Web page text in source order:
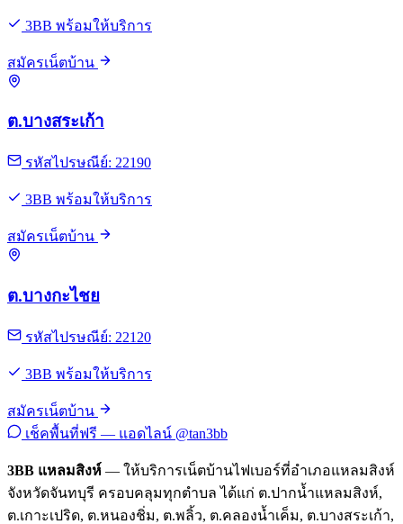
3BB พร้อมให้บริการ
สมัครเน็ตบ้าน
ต.บางสระเก้า
รหัสไปรษณีย์: 22190
3BB พร้อมให้บริการ
สมัครเน็ตบ้าน
ต.บางกะไชย
รหัสไปรษณีย์: 22120
3BB พร้อมให้บริการ
สมัครเน็ตบ้าน
เช็คพื้นที่ฟรี — แอดไลน์ @tan3bb
3BB แหลมสิงห์ — ให้บริการเน็ตบ้านไฟเบอร์ที่อำเภอแหลมสิงห์
จังหวัดจันทบุรี ครอบคลุมทุกตำบล ได้แก่ ต.ปากน้ำแหลมสิงห์,
ต.เกาะเปริด, ต.หนองชิ่ม, ต.พลิ้ว, ต.คลองน้ำเค็ม, ต.บางสระเก้า,